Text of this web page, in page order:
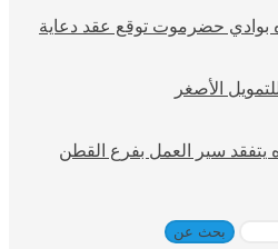
بوادي حضرموت توقع عقد دعاية
الأصغر
يتفقد سير العمل بفرع القطن
بحث عن